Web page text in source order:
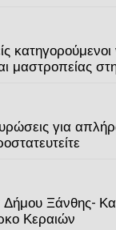
κατηγορούμενοι
μαστροπείας
για
Δήμου Ξάνθης-
Κεραιών